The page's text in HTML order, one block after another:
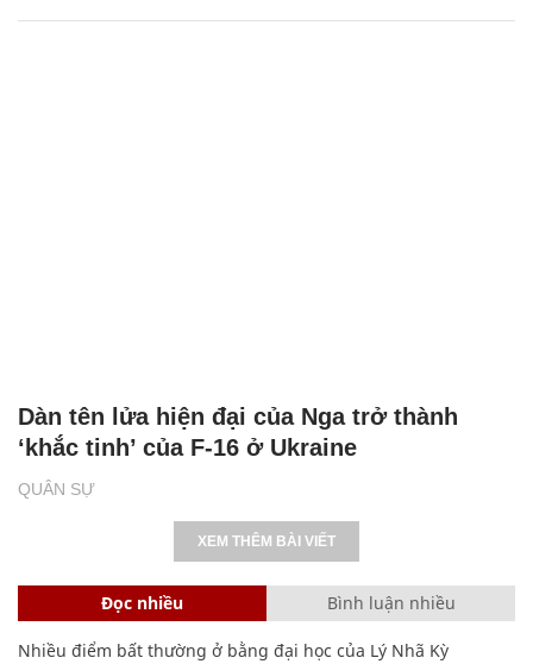
QUÂN SỰ
Dàn tên lửa hiện đại của Nga trở thành
‘khắc tinh’ của F-16 ở Ukraine
XEM THÊM BÀI VIẾT
Đọc nhiều Bình luận nhiều
Nhiều điểm bất thường ở bằng đại học của Lý Nhã Kỳ